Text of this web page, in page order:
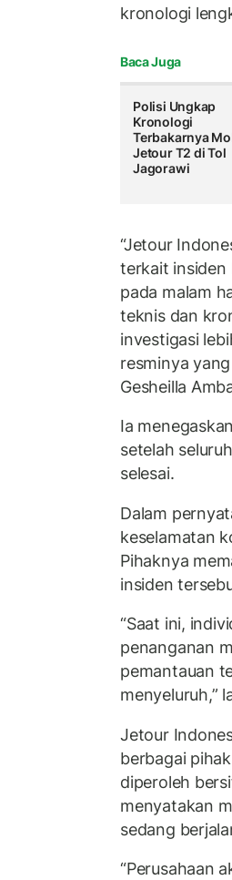
kronologi
Baca Juga
Polisi Ungkap
Kronologi
Terbakarnya
Jetour T2 di Tol
Jagorawi
“Jetour
terkait insiden
pada malam
teknis dan
investigasi
resminya
Gesheilla
Ia
setelah
selesai.
Dalam
keselamatan
Pihaknya
insiden
“Saat ini,
penanganan
pemantauan
menyeluruh,”
Jetour
berbagai
diperoleh
menyatakan
sedang
“Perusahaan